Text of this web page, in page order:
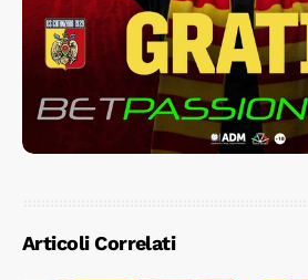
Articoli Correlati